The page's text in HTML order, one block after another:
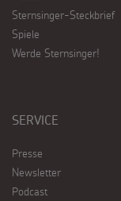
Sternsinger-Steckbrief
Spiele
Werde Sternsinger!
SERVICE
Presse
Newsletter
Podcast